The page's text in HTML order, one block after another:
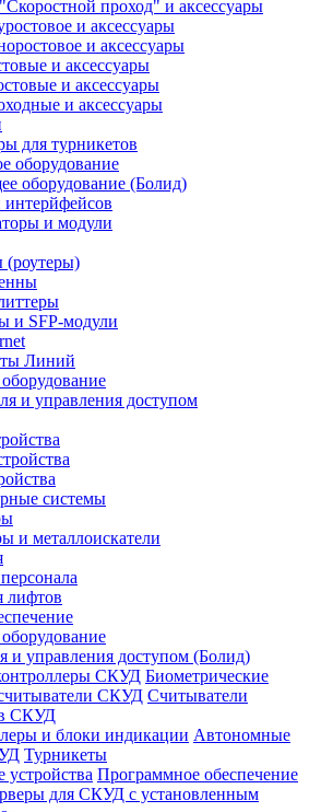
проход" и аксессуары
и аксессуары
и аксессуары
и аксессуары
и аксессуары
и аксессуары
для турникетов
оборудование
оборудование (Болид)
интерйфейсов
и модули
(роутеры)
и SFP-модули
Линий
и управления доступом
системы
и металлоискатели
лифтов
и управления доступом (Болид)
СКУД Биометрические
СКУД Считыватели
СКУД
и блоки индикации Автономные
Турникеты
Программное обеспечение
для СКУД с установленным